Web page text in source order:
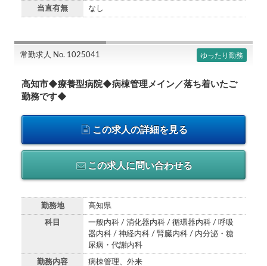
当直有無 なし
常勤求人 No. 1025041 ゆったり勤務
高知市◆療養型病院◆病棟管理メイン／落ち着いたご
勤務です◆
この求人の詳細を見る
この求人に問い合わせる
勤務地 高知県
科目
一般内科 / 消化器内科 / 循環器内科 / 呼吸
器内科 / 神経内科 / 腎臓内科 / 内分泌・糖
尿病・代謝内科
勤務内容 病棟管理、外来